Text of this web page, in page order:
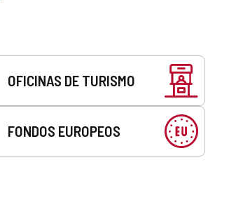
OFICINAS DE TURISMO
FONDOS EUROPEOS